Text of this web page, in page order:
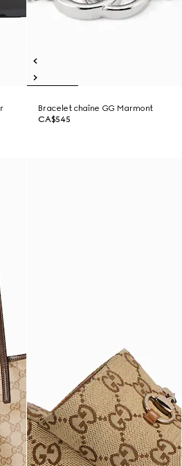
Bracelet chaîne GG Marmont
CA$545